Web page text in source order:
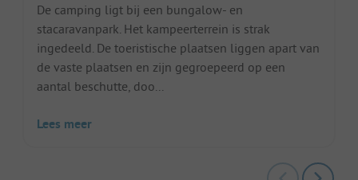
De camping ligt bij een bungalow- en
stacaravanpark. Het kampeerterrein is strak
ingedeeld. De toeristische plaatsen liggen apart van
de vaste plaatsen en zijn gegroepeerd op een
aantal beschutte, doo...
Lees meer